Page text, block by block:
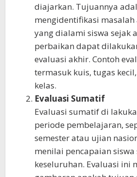
diajarkan. Tujuannya
mengidentifikasi
yang dialami siswa sejak
perbaikan dapat
evaluasi akhir. Contoh
termasuk kuis, tugas
kelas.
Evaluasi Sumatif
Evaluasi sumatif di
periode pembelajaran,
semester atau ujian
menilai pencapaian siswa
keseluruhan. Evaluasi ini